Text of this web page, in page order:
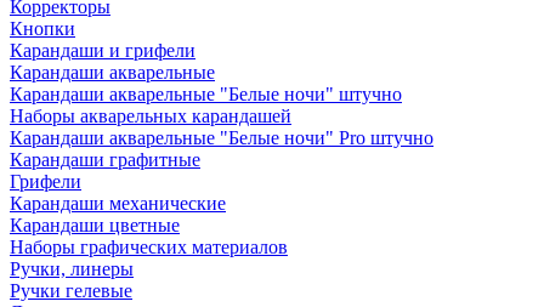
Корректоры
Кнопки
Карандаши и грифели
Карандаши акварельные
Карандаши акварельные "Белые ночи" штучно
Наборы акварельных карандашей
Карандаши акварельные "Белые ночи" Pro штучно
Карандаши графитные
Грифели
Карандаши механические
Карандаши цветные
Наборы графических материалов
Ручки, линеры
Ручки гелевые